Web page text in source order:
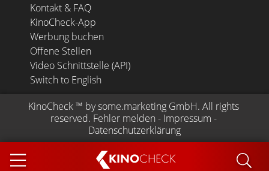
KINOCHECK
Kontakt & FAQ
KinoCheck-App
Werbung buchen
Offene Stellen
Video Schnittstelle (API)
Switch to English
KinoCheck ™ by some.marketing GmbH. All rights
reserved. Fehler melden - Impressum -
Datenschutzerklärung